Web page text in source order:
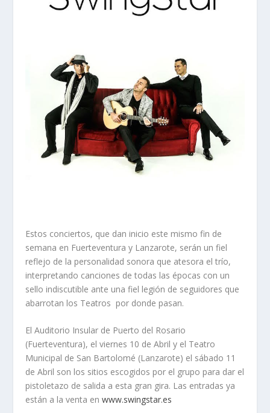
Estos conciertos, que dan inicio este mismo fin de
semana en Fuerteventura y Lanzarote, serán un fiel
reflejo de la personalidad sonora que atesora el trío,
interpretando canciones de todas las épocas con un
sello indiscutible ante una fiel legión de seguidores que
abarrotan los Teatros por donde pasan.
El Auditorio Insular de Puerto del Rosario
(Fuerteventura), el viernes 10 de Abril y el Teatro
Municipal de San Bartolomé (Lanzarote) el sábado 11
de Abril son los sitios escogidos por el grupo para dar el
pistoletazo de salida a esta gran gira. Las entradas ya
están a la venta enwww.swingstar.es